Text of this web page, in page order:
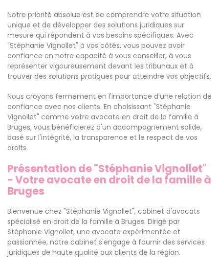
Notre priorité absolue est de comprendre votre situation
unique et de développer des solutions juridiques sur
mesure qui répondent à vos besoins spécifiques. Avec
"Stéphanie Vignollet" à vos côtés, vous pouvez avoir
confiance en notre capacité à vous conseiller, à vous
représenter vigoureusement devant les tribunaux et à
trouver des solutions pratiques pour atteindre vos objectifs.
Nous croyons fermement en l'importance d'une relation de
confiance avec nos clients. En choisissant "Stéphanie
Vignollet" comme votre avocate en droit de la famille à
Bruges, vous bénéficierez d'un accompagnement solide,
basé sur l'intégrité, la transparence et le respect de vos
droits.
Présentation de "Stéphanie Vignollet"
- Votre avocate en droit de la famille à
Bruges
Bienvenue chez "Stéphanie Vignollet", cabinet d'avocats
spécialisé en droit de la famille à Bruges. Dirigé par
Stéphanie Vignollet, une avocate expérimentée et
passionnée, notre cabinet s'engage à fournir des services
juridiques de haute qualité aux clients de la région.